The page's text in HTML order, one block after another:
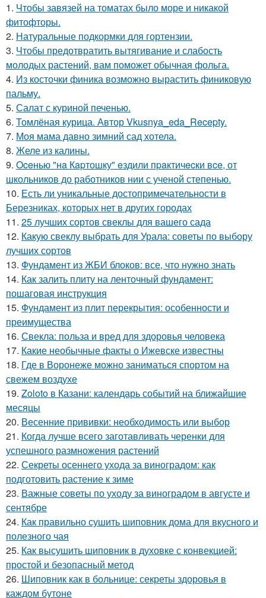
1. Чтобы завязей на томатах было море и никакой
фитофторы.
2. Натуральные подкормки для гортензии.
3. Чтобы предотвратить вытягивание и слабость
молодых растений, вам поможет обычная фольга.
4. Из косточки финика возможно вырастить финиковую
пальму.
5. Салат с куриной печенью.
6. Томлёная курица. Автор Vkusnya_eda_Recepty.
7. Моя мама давно зимний сад хотела.
8. Желе из калины.
9. Oceнью "нa Кapтошку" eздили пpaктичecки вce, от
школьников до работников нии с ученой степенью.
10. Есть ли уникальные достопримечательности в
Березниках, которых нет в других городах
11. 25 лучших сортов свеклы для вашего сада
12. Какую свеклу выбрать для Урала: советы по выбору
лучших сортов
13. Фундамент из ЖБИ блоков: все, что нужно знать
14. Как залить плиту на ленточный фундамент:
пошаговая инструкция
15. Фундамент из плит перекрытия: особенности и
преимущества
16. Свекла: польза и вред для здоровья человека
17. Какие необычные факты о Ижевске известны
18. Где в Воронеже можно заниматься спортом на
свежем воздухе
19. Zoloto в Казани: календарь событий на ближайшие
месяцы
20. Весенние прививки: необходимость или выбор
21. Когда лучше всего заготавливать черенки для
успешного размножения растений
22. Секреты осеннего ухода за виноградом: как
подготовить растение к зиме
23. Важные советы по уходу за виноградом в августе и
сентябре
24. Как правильно сушить шиповник дома для вкусного и
полезного чая
25. Как высушить шиповник в духовке с конвекцией:
простой и безопасный метод
26. Шиповник как в больнице: секреты здоровья в
каждом бутоне